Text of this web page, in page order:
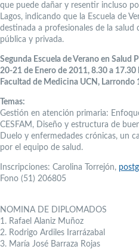
que puede dañar y resentir incluso
Lagos, indicando que la Escuela de
destinada a profesionales de la
pública y privada.
Segunda Escuela de Verano en Salud
20-21 de Enero de 2011, 8.30 a 17.30
Facultad de Medicina UCN, Larrondo
Temas:
Gestión en atención primaria:
CESFAM, Diseño y estructura de
Duelo y enfermedades crónicas, un
por el equipo de salud.
Inscripciones: Carolina Torrejón,
Fono (51) 206805
NOMINA DE DIPLOMADOS
1. Rafael Alaniz Muñoz
2. Rodrigo Ardiles Irarrázabal
3. María José Barraza Rojas